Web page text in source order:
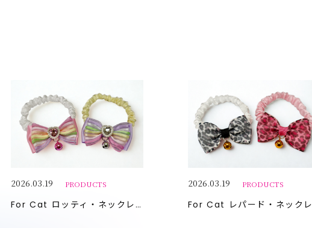
For Cat ロッティ・ネックレス
2026.03.19 PRODUCTS
For Cat レパード・ネックレス
2026.03.19 PRODUCTS